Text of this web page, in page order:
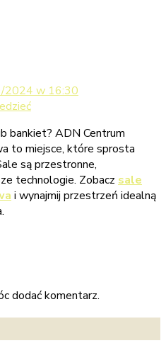
2024 w 16:30
bankiet? ADN Centrum
to miejsce, które sprosta
są przestronne,
technologie. Zobacz sale
i wynajmij przestrzeń idealną
dodać komentarz.